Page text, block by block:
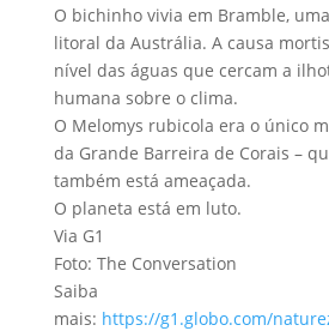
O bichinho vivia em Bramble,
litoral da Austrália. A causa
nível das águas que cercam a
humana sobre o clima.
O Melomys rubicola era o único
da Grande Barreira de Corais –
também está ameaçada.
O planeta está em luto.
Via G1
Foto: The Conversation
Saiba
mais: https://g1.globo.com/